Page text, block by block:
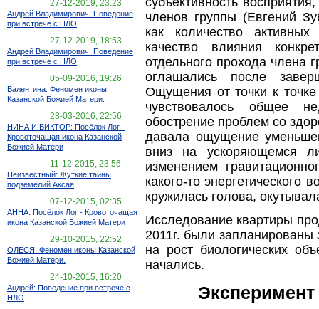
27-12-2019, 23:23
Андрей Владимирович: Поведение
при встрече с НЛО
27-12-2019, 18:53
Андрей Владимирович: Поведение
при встрече с НЛО
05-09-2016, 19:26
Валентина: Феномен иконы
Казанской Божией Матери.
28-03-2016, 22:56
НИНА И ВИКТОР: Посёлок Лог -
Кровоточащая икона Казанской
Божией Матери
11-12-2015, 23:56
Неизвестный: Жуткие тайны
подземелий Аксая
07-12-2015, 02:35
АННА: Посёлок Лог - Кровоточащая
икона Казанской Божией Матери
29-10-2015, 22:52
ОЛЕСЯ: Феномен иконы Казанской
Божией Матери.
24-10-2015, 16:20
Андрей: Поведение при встрече с
НЛО
членов группы (Евгений
как количество
качество влияния
отдельного прохода члена
оглашались после
Ощущения от точки к
чувствовалось общее
обострение проблем со
давала ощущение
вниз на ускоряющемся
изменением
какого-то энергетического
кружилась голова,
Исследование квартиры
2011г. были
на рост биологических
начались.